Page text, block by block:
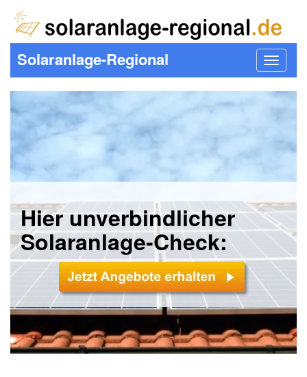
Toggle
Solaranlage-Regional
Hier unverbindlicher
Solaranlage-Check: